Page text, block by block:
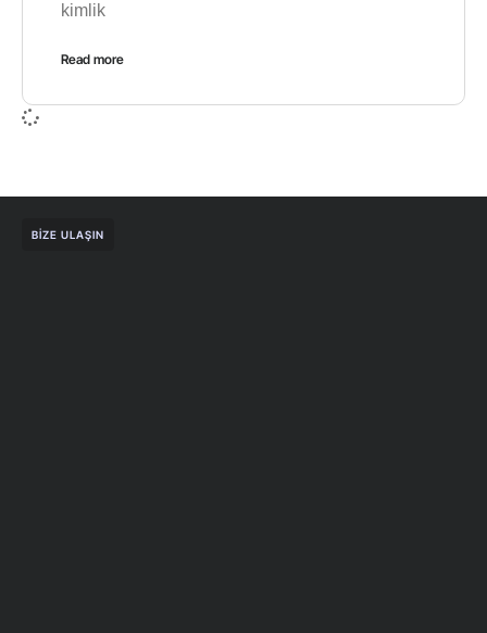
kimlik
Read more
BIZE ULAŞIN